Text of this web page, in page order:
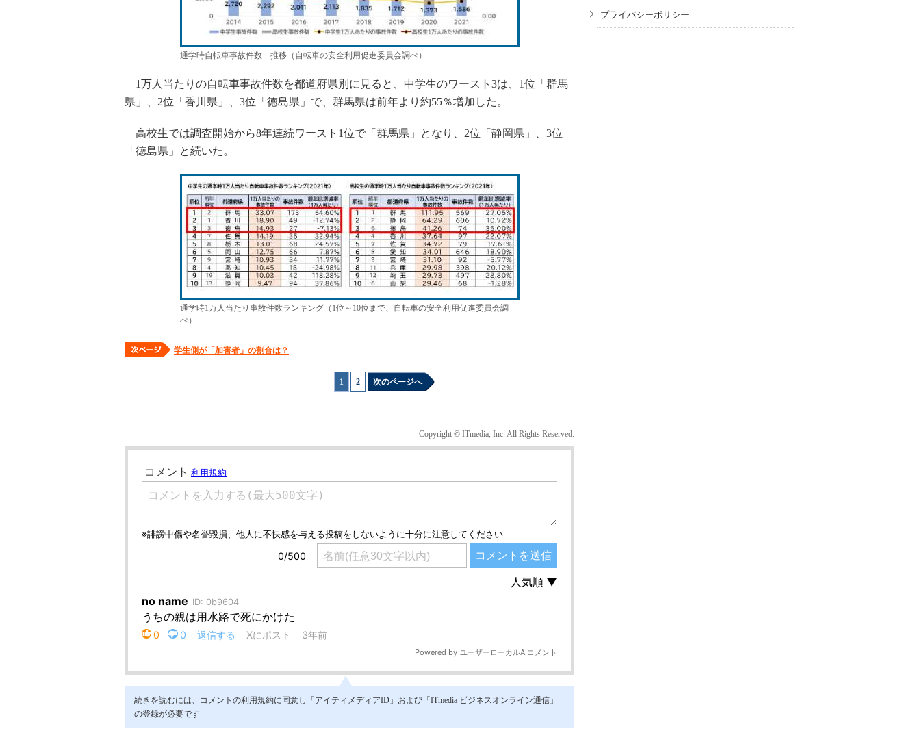
通学時自転車事故件数 推移（自転車の安全利用促進委員会調べ）
1万人当たりの自転車事故件数を都道府県別に見ると、中学生のワースト3は、1位「群馬
県」、2位「香川県」、3位「徳島県」で、群馬県は前年より約55％増加した。
高校生では調査開始から8年連続ワースト1位で「群馬県」となり、2位「静岡県」、3位
「徳島県」と続いた。
通学時1万人当たり事故件数ランキング（1位～10位まで、自転車の安全利用促進委員会調
べ）
学生側が「加害者」の割合は？
1 2 次のページへ
Copyright © ITmedia, Inc. All Rights Reserved.
続きを読むには、コメントの利用規約に同意し「アイティメディアID」および「ITmedia ビジネスオンライン通信」
の登録が必要です
プライバシーポリシー